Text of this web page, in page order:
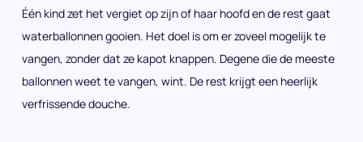
Één kind zet het vergiet op zijn of haar hoofd en de rest gaat
waterballonnen gooien. Het doel is om er zoveel mogelijk te
vangen, zonder dat ze kapot knappen. Degene die de meeste
ballonnen weet te vangen, wint. De rest krijgt een heerlijk
verfrissende douche.